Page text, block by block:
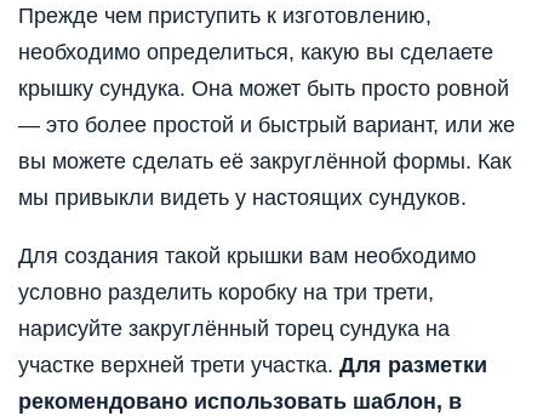
Прежде чем приступить к изготовлению,
необходимо определиться, какую вы сделаете
крышку сундука. Она может быть просто ровной
— это более простой и быстрый вариант, или же
вы можете сделать её закруглённой формы. Как
мы привыкли видеть у настоящих сундуков.
Для создания такой крышки вам необходимо
условно разделить коробку на три трети,
нарисуйте закруглённый торец сундука на
участке верхней трети участка. Для разметки
рекомендовано использовать шаблон, в